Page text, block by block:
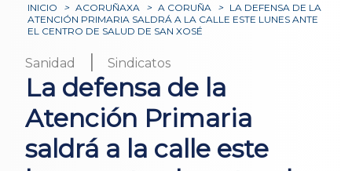
INICIO > ACORUÑAXA > A CORUÑA > LA DEFENSA DE LA
ATENCIÓN PRIMARIA SALDRÁ A LA CALLE ESTE LUNES ANTE
EL CENTRO DE SALUD DE SAN XOSÉ
Sanidad | Sindicatos
La defensa de la
Atención Primaria
saldrá a la calle este